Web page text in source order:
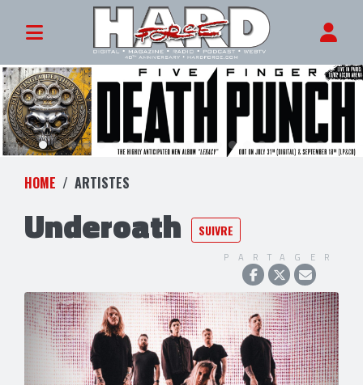
HOME ARTISTES
Underoath SUIVRE
PARTAGER